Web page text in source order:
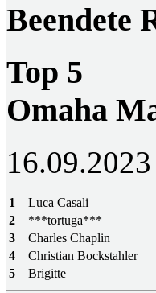
Beendete
Top 5
Omaha
1
Luca Casali
2
***tortuga***
3
Charles Chaplin
4
Christian Bockstahler
5
Brigitte